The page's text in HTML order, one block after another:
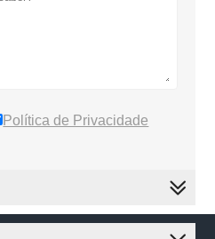
Política de Privacidade